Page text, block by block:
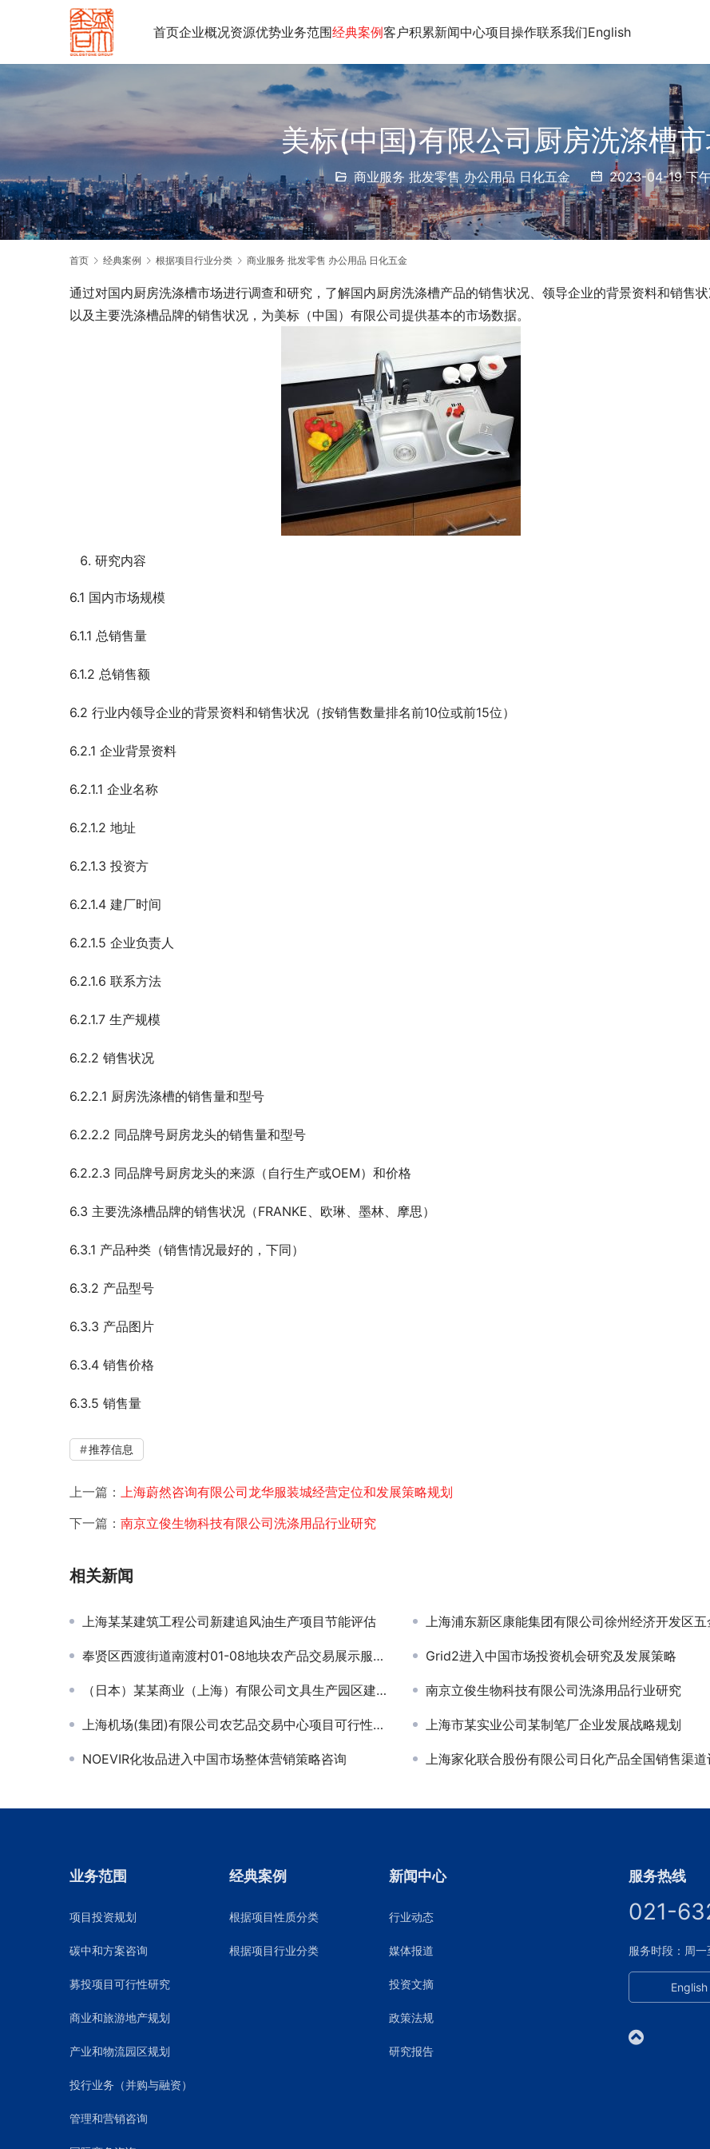
首页企业概况资源优势业务范围经典案例客户积累新闻中心项目操作联系我们English
美标(中国)有限公司厨房洗涤槽
商业服务 批发零售 办公用品 日化五金 2023-04-19 下
首页 经典案例 根据项目行业分类 商业服务 批发零售 办公用品 日化五金
通过对国内厨房洗涤槽市场进行调查和研究，了解国内厨房洗涤槽产品的销售状况、领导企业的背景资料和销售
以及主要洗涤槽品牌的销售状况，为美标（中国）有限公司提供基本的市场数据。
研究内容
6.1 国内市场规模
6.1.1 总销售量
6.1.2 总销售额
6.2 行业内领导企业的背景资料和销售状况（按销售数量排名前10位或前15位）
6.2.1 企业背景资料
6.2.1.1 企业名称
6.2.1.2 地址
6.2.1.3 投资方
6.2.1.4 建厂时间
6.2.1.5 企业负责人
6.2.1.6 联系方法
6.2.1.7 生产规模
6.2.2 销售状况
6.2.2.1 厨房洗涤槽的销售量和型号
6.2.2.2 同品牌号厨房龙头的销售量和型号
6.2.2.3 同品牌号厨房龙头的来源（自行生产或OEM）和价格
6.3 主要洗涤槽品牌的销售状况（FRANKE、欧琳、墨林、摩思）
6.3.1 产品种类（销售情况最好的，下同）
6.3.2 产品型号
6.3.3 产品图片
6.3.4 销售价格
6.3.5 销售量
推荐信息
上一篇： 上海蔚然咨询有限公司龙华服装城经营定位和发展策略规划
下一篇： 南京立俊生物科技有限公司洗涤用品行业研究
相关新闻
上海某某建筑工程公司新建追风油生产项目节能评估 上海浦东新区康能集团有限公司徐州经济开发区五金机电市场项目
奉贤区西渡街道南渡村01-08地块农产品交易展示服务中心可研 Grid2进入中国市场投资机会研究及发展策略
（日本）某某商业（上海）有限公司文具生产园区建设节能评估 南京立俊生物科技有限公司洗涤用品行业研究
上海机场(集团)有限公司农艺品交易中心项目可行性研究 上海市某实业公司某制笔厂企业发展战略规划
NOEVIR化妆品进入中国市场整体营销策略咨询 上海家化联合股份有限公司日化产品全国销售渠道评估与
业务范围
项目投资规划
碳中和方案咨询
募投项目可行性研究
商业和旅游地产规划
产业和物流园区规划
投行业务（并购与融资）
管理和营销咨询
经典案例
根据项目性质分类
根据项目行业分类
新闻中心
行业动态
媒体报道
投资文摘
政策法规
研究报告
服务热线
021-
服务时段：周